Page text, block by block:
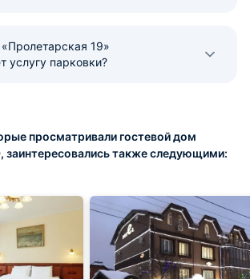
19»
услугу парковки?
просматривали гостевой дом
заинтересовались также следующими: